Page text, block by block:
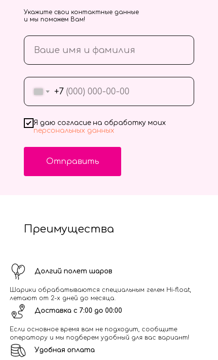
+7
Я даю согласие на обработку моих
персональных данных
Отправить
Укажите свои контактные данные
и мы поможем Вам!
Преимущества
Долгий полет шаров
Шарики обрабатываются специальным гелем Hi-float,
летают от 2-х дней до месяца.
Доставка с 7:00 до 00:00
Если основное время вам не подходит, сообщите
оператору и мы подберем удобный для вас вариант!
Удобная оплата